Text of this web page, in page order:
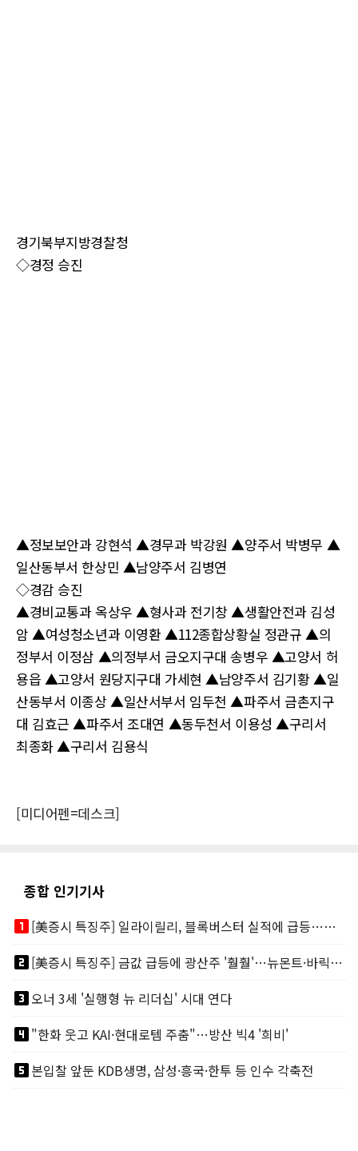
경기북부지방경찰청
◇경정 승진
▲정보보안과 강현석 ▲경무과 박강원 ▲양주서 박병무 ▲
일산동부서 한상민 ▲남양주서 김병연
◇경감 승진
▲경비교통과 옥상우 ▲형사과 전기창 ▲생활안전과 김성
암 ▲여성청소년과 이영환 ▲112종합상황실 정관규 ▲의
정부서 이정삼 ▲의정부서 금오지구대 송병우 ▲고양서 허
용읍 ▲고양서 원당지구대 가세현 ▲남양주서 김기황 ▲일
산동부서 이종상 ▲일산서부서 임두천 ▲파주서 금촌지구
대 김효근 ▲파주서 조대연 ▲동두천서 이용성 ▲구리서
최종화 ▲구리서 김용식
[미디어펜=데스크]
종합 인기기사
looks_one
[美증시 특징주] 일라이릴리, 블록버스터 실적에 급등…마운자로 매출 폭발
looks_two
[美증시 특징주] 금값 급등에 광산주 '훨훨'…뉴몬트·바릭마이닝 주도
looks_3오너 3세 '실행형 뉴 리더십' 시대 연다
looks_4"한화 웃고 KAI·현대로템 주춤"…방산 빅4 '희비'
looks_5본입찰 앞둔 KDB생명, 삼성·흥국·한투 등 인수 각축전